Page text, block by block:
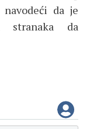
da je
stranaka da